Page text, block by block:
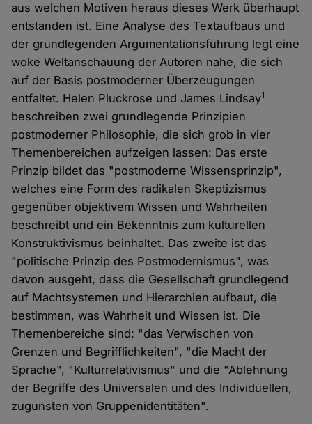
aus welchen Motiven heraus dieses Werk überhaupt
entstanden ist. Eine Analyse des Textaufbaus und
der grundlegenden Argumentationsführung legt eine
woke Weltanschauung der Autoren nahe, die sich
auf der Basis postmoderner Überzeugungen
entfaltet. Helen Pluckrose und James Lindsay1
beschreiben zwei grundlegende Prinzipien
postmoderner Philosophie, die sich grob in vier
Themenbereichen aufzeigen lassen: Das erste
Prinzip bildet das "postmoderne Wissensprinzip",
welches eine Form des radikalen Skeptizismus
gegenüber objektivem Wissen und Wahrheiten
beschreibt und ein Bekenntnis zum kulturellen
Konstruktivismus beinhaltet. Das zweite ist das
"politische Prinzip des Postmodernismus", was
davon ausgeht, dass die Gesellschaft grundlegend
auf Machtsystemen und Hierarchien aufbaut, die
bestimmen, was Wahrheit und Wissen ist. Die
Themenbereiche sind: "das Verwischen von
Grenzen und Begrifflichkeiten", "die Macht der
Sprache", "Kulturrelativismus" und die "Ablehnung
der Begriffe des Universalen und des Individuellen,
zugunsten von Gruppenidentitäten".